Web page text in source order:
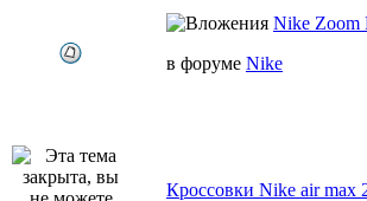
Nike Zoom
в форуме Nike
Кроссовки Nike air max